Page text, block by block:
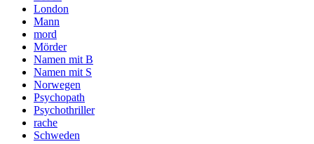
London
Mann
mord
Mörder
Namen mit B
Namen mit S
Norwegen
Psychopath
Psychothriller
rache
Schweden